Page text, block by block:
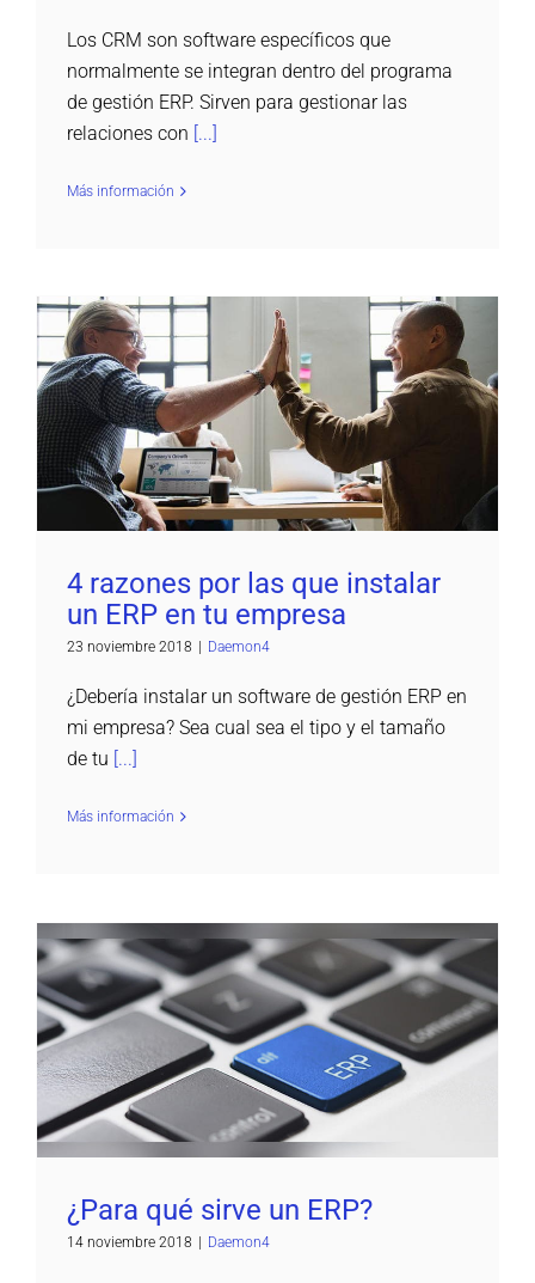
Los CRM son software específicos que
normalmente se integran dentro del programa
de gestión ERP. Sirven para gestionar las
relaciones con [...]
Más información
4 razones por las que instalar un ERP en tu
empresa
Daemon4
4 razones por las que instalar
un ERP en tu empresa
23 noviembre 2018 | Daemon4
¿Debería instalar un software de gestión ERP en
mi empresa? Sea cual sea el tipo y el tamaño
de tu [...]
Más información
¿Para qué sirve un ERP?
Daemon4
¿Para qué sirve un ERP?
14 noviembre 2018 | Daemon4